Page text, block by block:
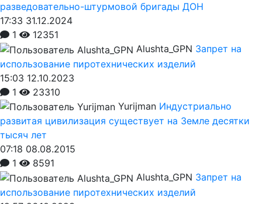
разведовательно-штурмовой бригады ДОН
17:33 31.12.2024
1
12351
Alushta_GPN Запрет на
использование пиротехнических изделий
15:03 12.10.2023
1
23310
Yurijman Индустриально
развитая цивилизация существует на Земле десятки
тысяч лет
07:18 08.08.2015
1
8591
Alushta_GPN Запрет на
использование пиротехнических изделий